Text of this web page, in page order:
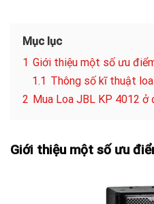
Mục lục
1 Giới thiệu một số ưu
1.1 Thông số kĩ thuật
2 Mua Loa JBL KP 4012 ở
Giới thiệu một số ưu